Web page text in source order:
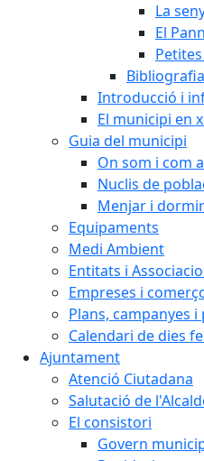
La
El
Bibliografia
Introducció i
El municipi en
Guia del municipi
On som i com
Nuclis de
Menjar i dormir
Equipaments
Medi Ambient
Entitats i
Empreses i
Plans, campanyes
Calendari de dies
Ajuntament
Atenció Ciutadana
Salutació de
El consistori
Govern